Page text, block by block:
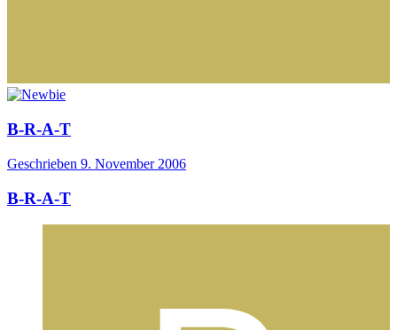
B-R-A-T
Geschrieben 9. November 2006
B-R-A-T